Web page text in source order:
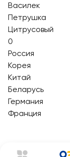
Василек
Петрушка
Цитрусовый
0
Россия
Корея
Китай
Беларусь
Германия
Франция